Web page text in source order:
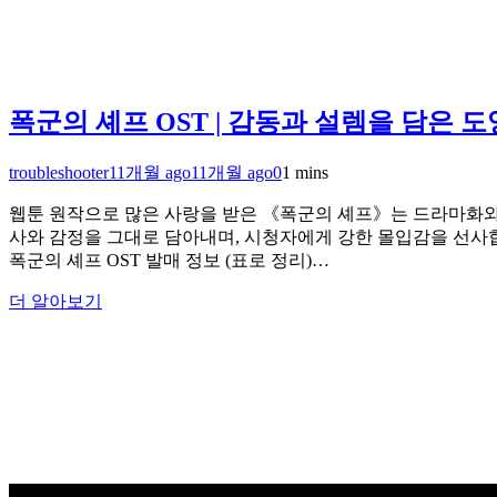
폭군의 셰프 OST | 감동과 설렘을 담은 도
troubleshooter11개월 ago11개월 ago01 mins
웹툰 원작으로 많은 사랑을 받은 《폭군의 셰프》는 드라마화
사와 감정을 그대로 담아내며, 시청자에게 강한 몰입감을 선
폭군의 셰프 OST 발매 정보 (표로 정리)…
더 알아보기